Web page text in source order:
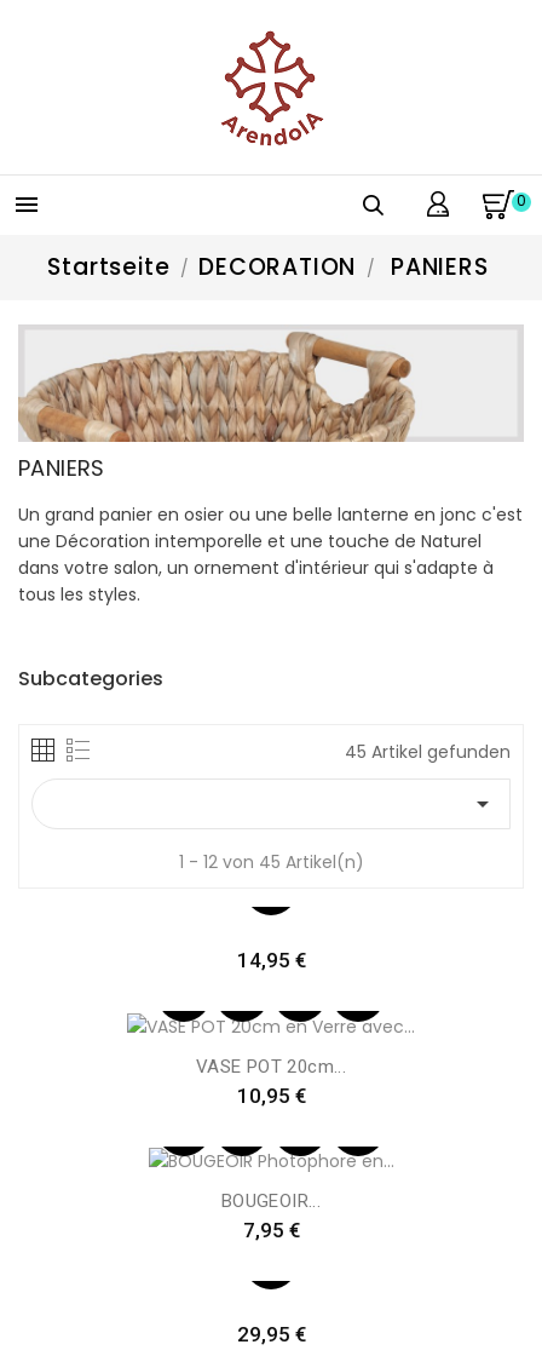
 0
Startseite DECORATION PANIERS
PANIERS
Un grand panier en osier ou une belle lanterne en jonc c'est
une Décoration intemporelle et une touche de Naturel
dans votre salon, un ornement d'intérieur qui s'adapte à
tous les styles.
Subcategories
45 Artikel gefunden

1 - 12 von 45 Artikel(n)
Preis
14,95 €
VASE POT 20cm...
Preis
10,95 €
BOUGEOIR...
Preis
7,95 €
Preis
29,95 €